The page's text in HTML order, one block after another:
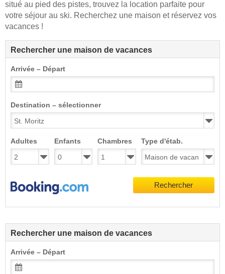
situé au pied des pistes, trouvez la location parfaite pour
votre séjour au ski. Recherchez une maison et réservez vos
vacances !
Rechercher une maison de vacances
Arrivée – Départ
Destination – sélectionner
Adultes Enfants Chambres Type d'étab.
Rechercher
Rechercher une maison de vacances
Arrivée – Départ